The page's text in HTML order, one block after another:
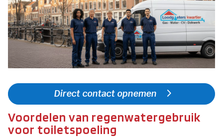
Direct contact opnemen
Voordelen van regenwatergebruik
voor toiletspoeling